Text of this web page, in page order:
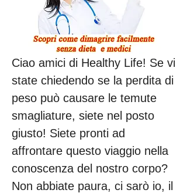
Ciao amici di Healthy Life! Se vi
state chiedendo se la perdita di
peso può causare le temute
smagliature, siete nel posto
giusto! Siete pronti ad
affrontare questo viaggio nella
conoscenza del nostro corpo?
Non abbiate paura, ci sarò io, il